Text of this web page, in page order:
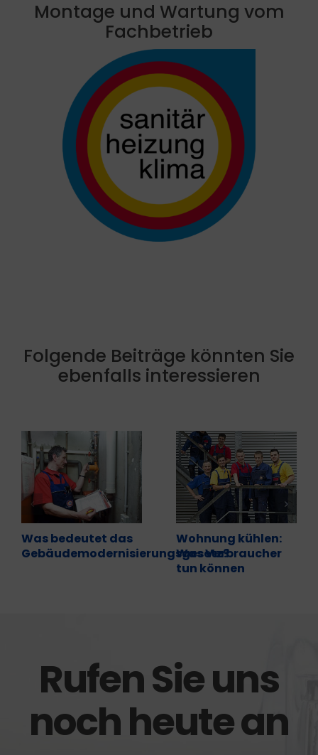
Montage und Wartung vom
Fachbetrieb
Folgende Beiträge könnten Sie
ebenfalls interessieren
Was bedeutet das
Gebäudemodernisierungsgesetz?
Wohnung kühlen:
Was Verbraucher
tun können
Rufen Sie uns
noch heute an